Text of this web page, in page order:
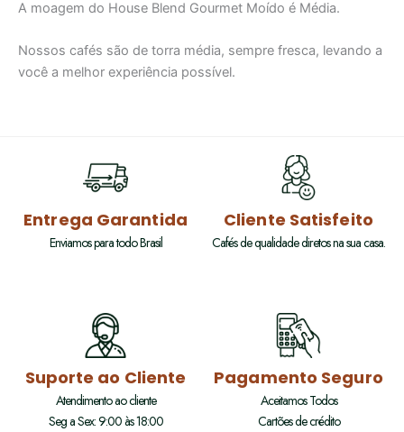
A moagem do House Blend Gourmet Moído é Média.
Nossos cafés são de torra média, sempre fresca, levando a
você a melhor experiência possível.
Entrega Garantida
Enviamos para todo Brasil
Cliente Satisfeito
Cafés de qualidade diretos na sua casa.
Suporte ao Cliente
Atendimento ao cliente
Seg a Sex: 9:00 às 18:00
Pagamento Seguro
Aceitamos Todos
Cartões de crédito